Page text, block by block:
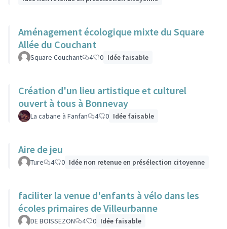
Aménagement écologique mixte du Square
Allée du Couchant
Square Couchant 4 0 Idée faisable
Création d'un lieu artistique et culturel
ouvert à tous à Bonnevay
La cabane à Fanfan 4 0 Idée faisable
Aire de jeu
Ture 4 0 Idée non retenue en présélection citoyenne
faciliter la venue d'enfants à vélo dans les
écoles primaires de Villeurbanne
DE BOISSEZON 4 0 Idée faisable